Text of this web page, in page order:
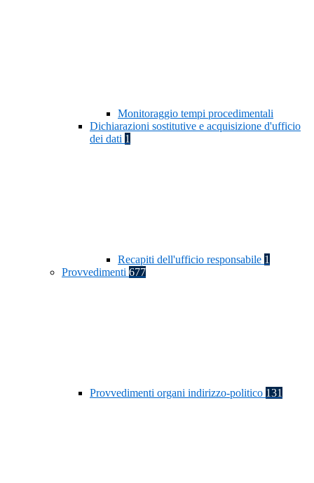
Monitoraggio tempi procedimentali
Dichiarazioni sostitutive e acquisizione d'ufficio
dei dati 1
Recapiti dell'ufficio responsabile 1
Provvedimenti 677
Provvedimenti organi indirizzo-politico 131